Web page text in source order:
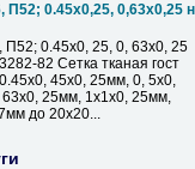
П52; 0.45х0,25, 0,63х0,25
П52; 0.45х0, 25, 0, 63х0, 25
82 Сетка тканая гост
45х0, 25мм, 0, 5х0,
25мм, 1х1х0, 25мм,
до 20х20...